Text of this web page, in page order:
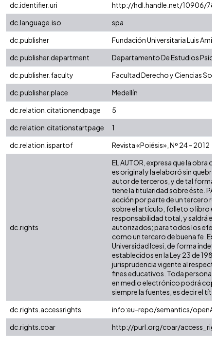
dc.identifier.uri
http://hdl.handle.net/10906/
dc.language.iso
spa
dc.publisher
Fundación Universitaria Luis
dc.publisher.department
Departamento De Estudios
dc.publisher.faculty
Facultad Derecho y Ciencias
dc.publisher.place
Medellín
dc.relation.citationendpage
5
dc.relation.citationstartpage
1
dc.relation.ispartof
Revista «Poiésis», Nº 24 - 2012
dc.rights
EL AUTOR, expresa que la obra
es original y la elaboró sin
autor de terceros, y de tal forma,
tiene la titularidad sobre éste.
acción por parte de un tercero
sobre el artículo, folleto o libro en
responsabilidad total, y saldrá
autorizados; para todos los
como un tercero de buena fe.
Universidad Icesi, de forma
establecidos en la Ley 23 de
jurisprudencia vigente al
fines educativos. Toda persona
en medio electrónico podrá
siempre la fuentes, es decir el
dc.rights.accessrights
info:eu-repo/semantics/
dc.rights.coar
http://purl.org/coar/